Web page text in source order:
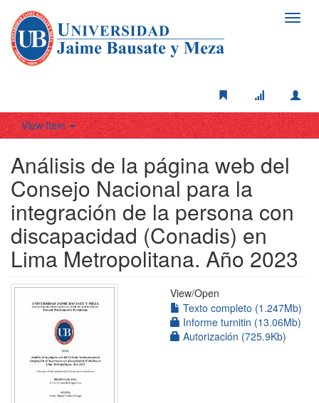
View Item
Análisis de la página web del
Consejo Nacional para la
integración de la persona con
discapacidad (Conadis) en
Lima Metropolitana. Año 2023
View/Open
Texto completo (1.247Mb)
Informe turnitin (13.06Mb)
Autorización (725.9Kb)